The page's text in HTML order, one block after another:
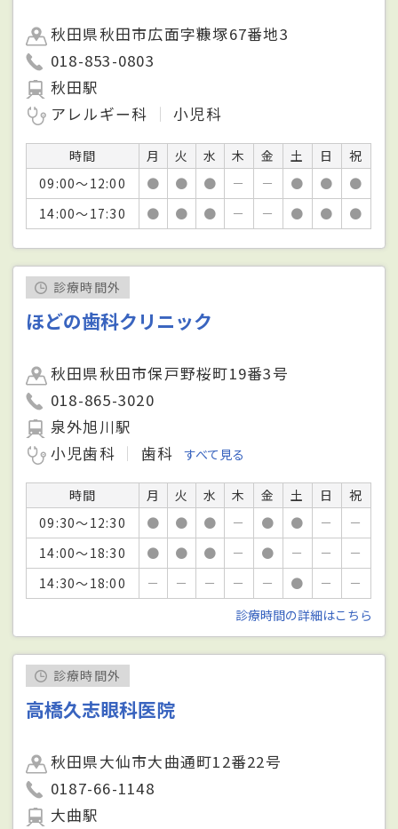
秋田県秋田市広面字糠塚67番地3
018-853-0803
秋田駅
アレルギー科
小児科
時間 月 火 水 木 金 土 日
祝
09:00～12:00
● ● ● － － ● ●
●
14:00～17:30
● ● ● － － ● ● ●
診療時間外
ほどの歯科クリニック
秋田県秋田市保戸野桜町19番3号
018-865-3020
泉外旭川駅
小児歯科
歯科 すべて見る
時間 月 火 水 木 金 土 日
祝
09:30～12:30
● ● ● － ● ● －
－
14:00～18:30
● ● ● － ● － －
－
14:30～18:00
－ － － － － ● －
－
診療時間の詳細はこちら
診療時間外
高橋久志眼科医院
秋田県大仙市大曲通町12番22号
0187-66-1148
大曲駅